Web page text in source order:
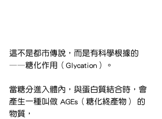
這不是都市傳說，而是有科學根據的
——糖化作用（Glycation）。
當糖分進入體內，與蛋白質結合時，會
產生一種叫做 AGEs（糖化終產物） 的
物質，